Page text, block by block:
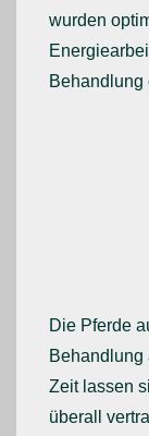
wurden
Behandlung
Die Pferde
Zeit lassen
überall